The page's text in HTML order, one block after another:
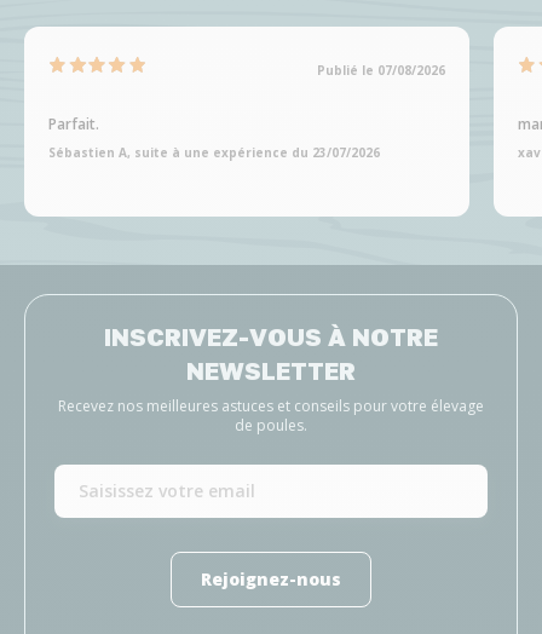
Publié le 07/08/2026
Parfait.
Sébastien A, suite à une expérience du 23/07/2026
INSCRIVEZ-VOUS À NOTRE
NEWSLETTER
Recevez nos meilleures astuces et conseils pour votre élevage
de poules.
Rejoignez-nous